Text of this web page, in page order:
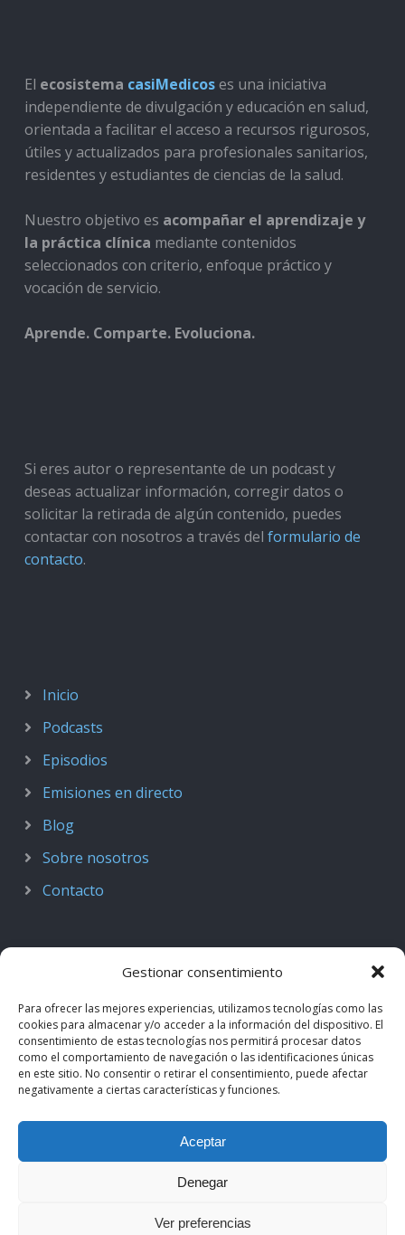
Gestionar consentimiento
Para ofrecer las mejores experiencias, utilizamos tecnologías como las
cookies para almacenar y/o acceder a la información del dispositivo. El
consentimiento de estas tecnologías nos permitirá procesar datos
como el comportamiento de navegación o las identificaciones únicas
en este sitio. No consentir o retirar el consentimiento, puede afectar
negativamente a ciertas características y funciones.
Aceptar
Denegar
Ver preferencias
El ecosistema casiMedicoses una iniciativa
independiente de divulgación y educación en salud,
orientada a facilitar el acceso a recursos rigurosos,
útiles y actualizados para profesionales sanitarios,
residentes y estudiantes de ciencias de la salud.
Nuestro objetivo es acompañar el aprendizaje y
la práctica clínica mediante contenidos
seleccionados con criterio, enfoque práctico y
vocación de servicio.
Aprende. Comparte. Evoluciona.
Si eres autor o representante de un podcast y
deseas actualizar información, corregir datos o
solicitar la retirada de algún contenido, puedes
contactar con nosotros a través del formulario de
contacto.
Inicio
Podcasts
Episodios
Emisiones en directo
Blog
Sobre nosotros
Contacto
Podcast de Medicina · by casiMedicos
Radio casiMedicos
. Los contenidos pertenecen a sus
autores originales y se muestran mediante